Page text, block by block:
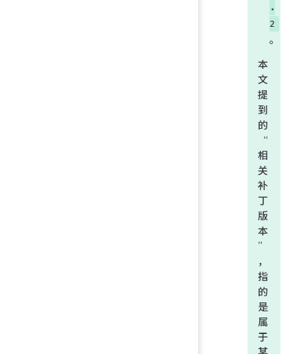
.
2
。
本
文
提
到
的
“
相
关
补
丁
版
本
”
，
指
的
是
属
于